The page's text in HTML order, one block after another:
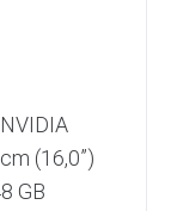
(16,0”)
GB